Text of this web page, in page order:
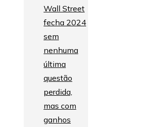
Wall Street
fecha 2024
sem
nenhuma
última
questão
perdida,
mas com
ganhos